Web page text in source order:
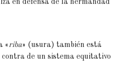
en defensa de la hermandad
«riba» (usura) también está
contra de un sistema equitativo